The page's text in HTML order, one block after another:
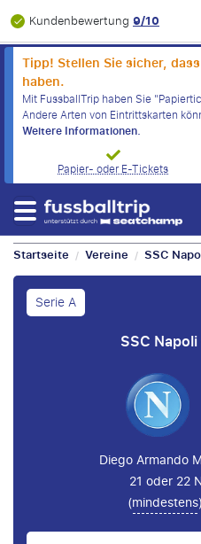
Kundenbewertung 9/10
Tipp! Stellen Sie sicher,
haben.
Mit FussballTrip haben Sie
Andere Arten von Eintrittskarten
Weitere Informationen.
Papier- oder E-Tickets
Startseite / Vereine / SSC
Serie A
SSC
Diego Armando
21 oder 22
(mindestens